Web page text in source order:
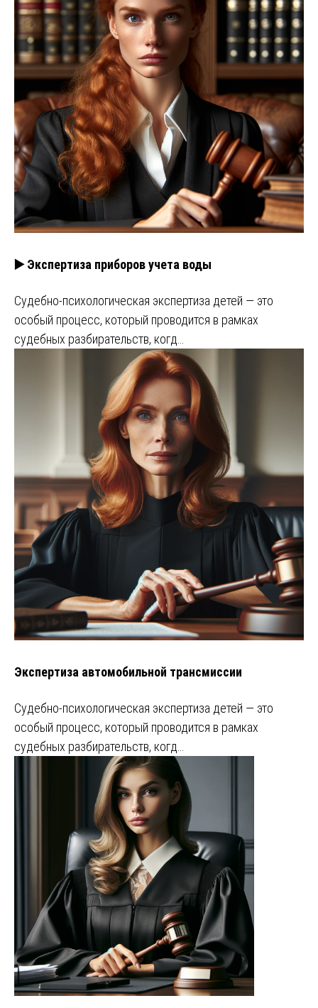
▶️ Экспертиза приборов учета воды
Судебно-психологическая экспертиза детей — это
особый процесс, который проводится в рамках
судебных разбирательств, когд…
Экспертиза автомобильной трансмиссии
Судебно-психологическая экспертиза детей — это
особый процесс, который проводится в рамках
судебных разбирательств, когд…